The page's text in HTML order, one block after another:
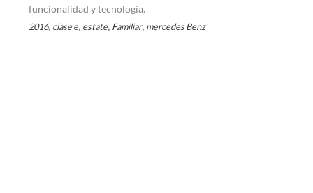
funcionalidad y tecnología.
2016, clase e, estate, Familiar, mercedes Benz